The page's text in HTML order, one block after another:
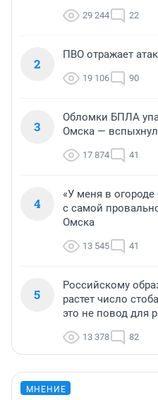
29 244 22
2
ПВО отражает
19 106 90
3
Обломки БПЛА
Омска —
17 874 41
4
«У меня в огороде
с самой
Омска
13 545 41
5
Российскому
растет число
это не повод для
13 378 82
МНЕНИЕ